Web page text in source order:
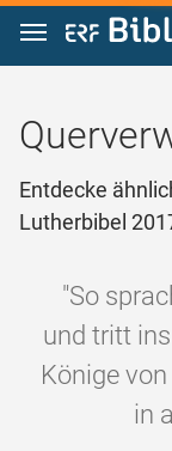
Zum Inhalt springen
Entdecke
Lutherbibel
"So
und tritt
Könige
in